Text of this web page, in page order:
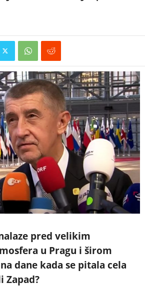
pred velikim
u Pragu i širom
dane kada se pitala cela
Zapad?